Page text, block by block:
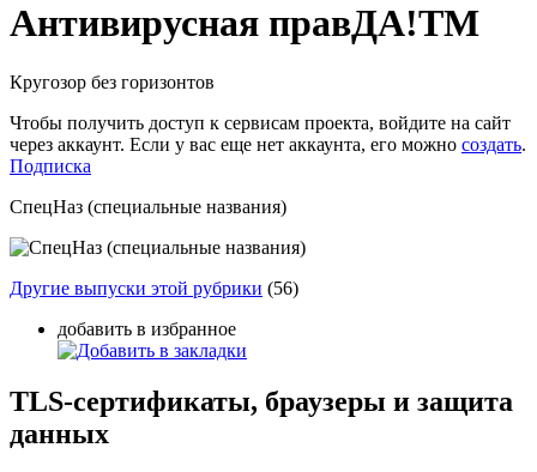
Антивирусная правДА!TM
Кругозор без горизонтов
Чтобы получить доступ к сервисам проекта, войдите на сайт
через аккаунт. Если у вас еще нет аккаунта, его можно создать.
Подписка
СпецНаз (специальные названия)
Другие выпуски этой рубрики (56)
добавить в избранное
TLS-сертификаты, браузеры и защита
данных